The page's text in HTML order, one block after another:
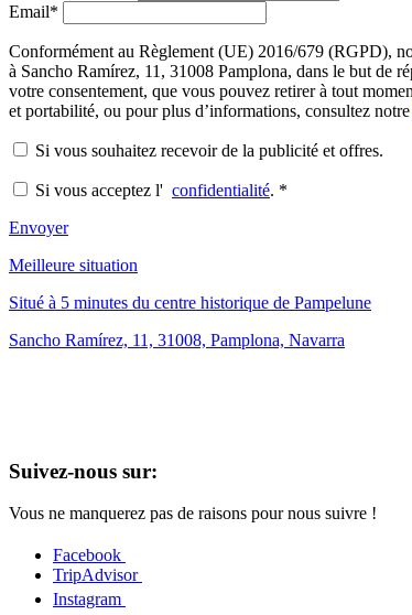
Email*
Conformément au Règlement (UE) 2016/679 (RGPD),
à Sancho Ramírez, 11, 31008 Pamplona, dans le but de
votre consentement, que vous pouvez retirer à tout
et portabilité, ou pour plus d’informations, consultez notre
Si vous souhaitez recevoir de la publicité et offres.
Si vous acceptez l' confidentialité. *
Envoyer
Meilleure situation
Situé à 5 minutes du centre historique de Pampelune
Sancho Ramírez, 11, 31008, Pamplona, Navarra
Suivez-nous sur:
Vous ne manquerez pas de raisons pour nous suivre !
Facebook
TripAdvisor
Instagram